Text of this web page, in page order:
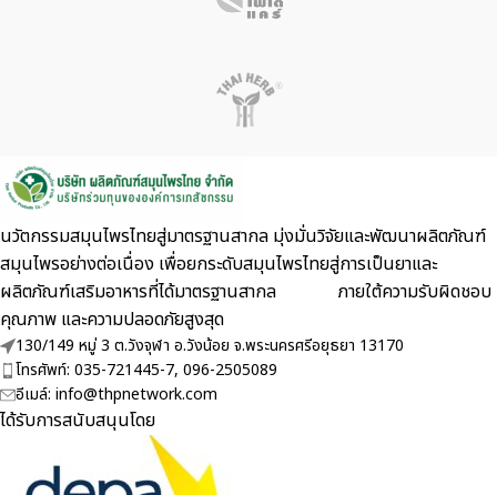
นวัตกรรมสมุนไพรไทยสู่มาตรฐานสากล มุ่งมั่นวิจัยและพัฒนาผลิตภัณฑ์
สมุนไพรอย่างต่อเนื่อง เพื่อยกระดับสมุนไพรไทยสู่การเป็นยาและ
ผลิตภัณฑ์เสริมอาหารที่ได้มาตรฐานสากล ภายใต้ความรับผิดชอบ
คุณภาพ และความปลอดภัยสูงสุด
130/149 หมู่ 3 ต.วังจุฬา อ.วังน้อย จ.พระนครศรีอยุธยา 13170
โทรศัพท์: 035-721445-7, 096-2505089
อีเมล์: info@thpnetwork.com
ได้รับการสนับสนุนโดย